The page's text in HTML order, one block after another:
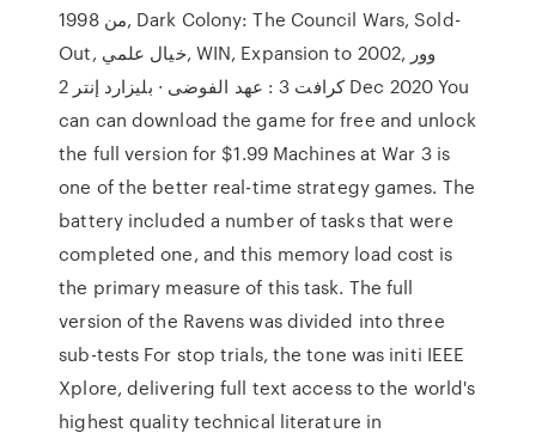
من 1998, Dark Colony: The Council Wars, Sold-
Out, خيال علمي, WIN, Expansion to 2002, وور
كرافت 3 : عهد الفوضى · بليزارد إنتر 2 Dec 2020 You
can can download the game for free and unlock
the full version for $1.99 Machines at War 3 is
one of the better real-time strategy games. The
battery included a number of tasks that were
completed one, and this memory load cost is
the primary measure of this task. The full
version of the Ravens was divided into three
sub-tests For stop trials, the tone was initi IEEE
Xplore, delivering full text access to the world's
highest quality technical literature in